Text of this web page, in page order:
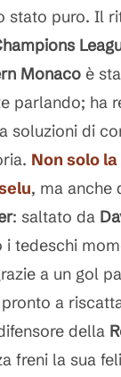
stato puro. Il
Monaco è
parlando; ha
soluzioni di
Non solo
, ma anche
: saltato da
i tedeschi
a un gol
a
della
freni la sua